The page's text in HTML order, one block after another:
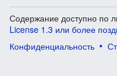
Содержание доступно по
License 1.3 или более
Конфиденциальность